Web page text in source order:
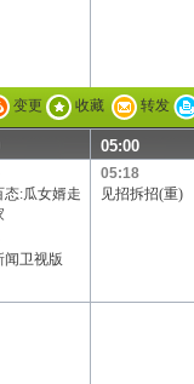
变更 收藏 转发
05:00
态:瓜女婿走
闻卫视版
05:18
见招拆招(重)